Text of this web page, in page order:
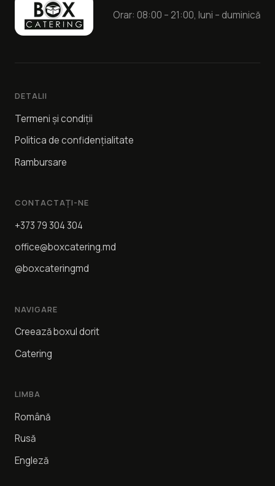
Orar: 08:00 – 21:00, luni – duminică
DETALII
Termeni și condiții
Politica de confidențialitate
Rambursare
CONTACTAȚI-NE
+373 79 304 304
office@boxcatering.md
@boxcateringmd
NAVIGARE
Creează boxul dorit
Catering
LIMBA
Română
Rusă
Engleză